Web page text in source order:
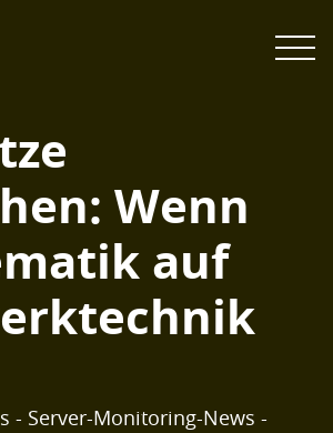
Wenn
auf
- Server-Monitoring-News -